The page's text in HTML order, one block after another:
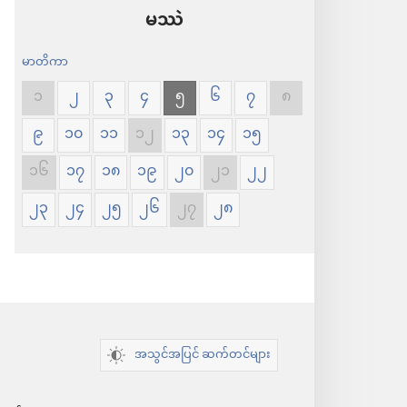
မဿဲ
မာတိကာ
၁ ၂ ၃ ၄ ၅ ၆ ၇
၈
၉
၁၀ ၁၁ ၁၂ ၁၃ ၁၄ ၁၅
၁၆ ၁၇ ၁၈ ၁၉ ၂၀ ၂၁ ၂၂
၂၃ ၂၄ ၂၅ ၂၆ ၂၇ ၂၈
အသွင်အပြင် ဆက်တင်များ